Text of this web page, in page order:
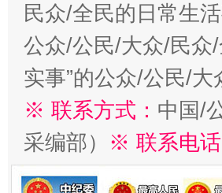
民众/全民的日常生
公众/公民/大众/民众
实事”的公众/公民/
※ 联系方式： 中国/
采编部） ※ 联系电话